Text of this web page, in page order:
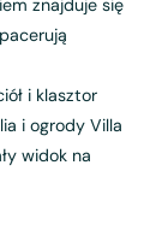
znajduje się
i klasztor
i ogrody Villa
widok na